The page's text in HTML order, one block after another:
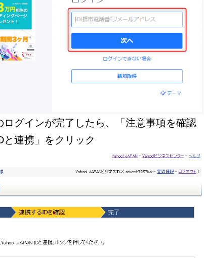
グインが完了したら、「注意事項を確認
と連携」をクリック